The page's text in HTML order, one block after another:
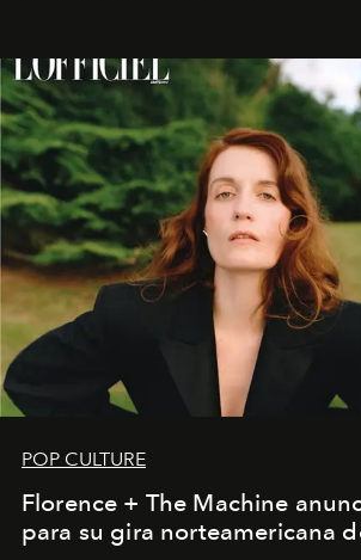
POP CULTURE
Florence + The Machine
para su gira norteamericana